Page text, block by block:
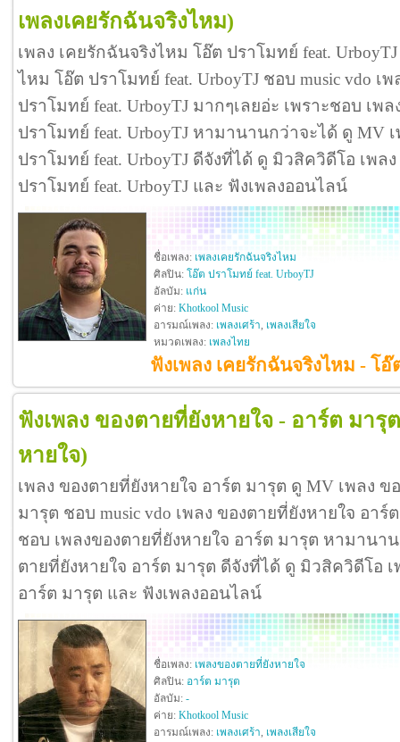
เพลงเคยรักฉันจริงไหม)
เพลง เคยรักฉันจริงไหม โอ๊ต ปราโมทย์ feat.
ไหม โอ๊ต ปราโมทย์ feat. UrboyTJ ชอบ music vdo เ
ปราโมทย์ feat. UrboyTJ มากๆเลยอ่ะ เพราะชอบ เพ
ปราโมทย์ feat. UrboyTJ หามานานกว่าจะได้ ดู MV
ปราโมทย์ feat. UrboyTJ ดีจังที่ได้ ดู มิวสิควิดีโอ เพล
ปราโมทย์ feat. UrboyTJ และ ฟังเพลงออนไลน์
ชื่อเพลง: เพลงเคยรักฉันจริงไหม
ศิลปิน: โอ๊ต ปราโมทย์ feat. UrboyTJ
อัลบัม: แก่น
ค่าย: Khotkool Music
อารมณ์เพลง: เพลงเศร้า, เพลงเสียใจ
หมวดเพลง: เพลงไทย
ฟังเพลง เคยรักฉันจริงไหม - โ
ฟังเพลง ของตายที่ยังหายใจ - อาร์ต มารุต
หายใจ)
เพลง ของตายที่ยังหายใจ อาร์ต มารุต ดู MV เพลง ข
มารุต ชอบ music vdo เพลง ของตายที่ยังหายใจ อาร์
ชอบ เพลงของตายที่ยังหายใจ อาร์ต มารุต หามานา
ตายที่ยังหายใจ อาร์ต มารุต ดีจังที่ได้ ดู มิวสิควิดีโอ
อาร์ต มารุต และ ฟังเพลงออนไลน์
ชื่อเพลง: เพลงของตายที่ยังหายใจ
ศิลปิน: อาร์ต มารุต
อัลบัม: -
ค่าย: Khotkool Music
อารมณ์เพลง: เพลงเศร้า, เพลงเสียใจ